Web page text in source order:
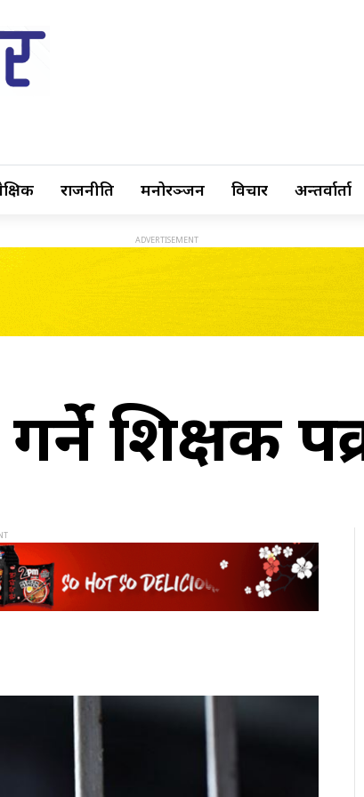
राजनीति मनोरञ्जन विचार अन्तर्वार्ता
गर्ने शिक्षक